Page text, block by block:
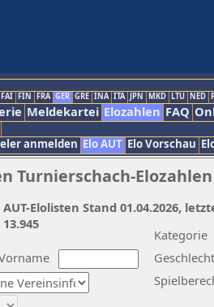
FAI FIN FRA GER GRE INA ITA JPN MKD LTU NED
Meldekartei Elozahlen FAQ
anmelden Elo AUT Elo Vorschau
Elozahlen
Kategorie
Geschlecht
AUT-Elolisten Stand 01.04.2026,
13.945